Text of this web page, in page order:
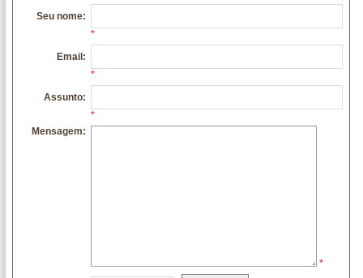
Seu nome:
*
Email:
*
Assunto:
*
Mensagem:
*